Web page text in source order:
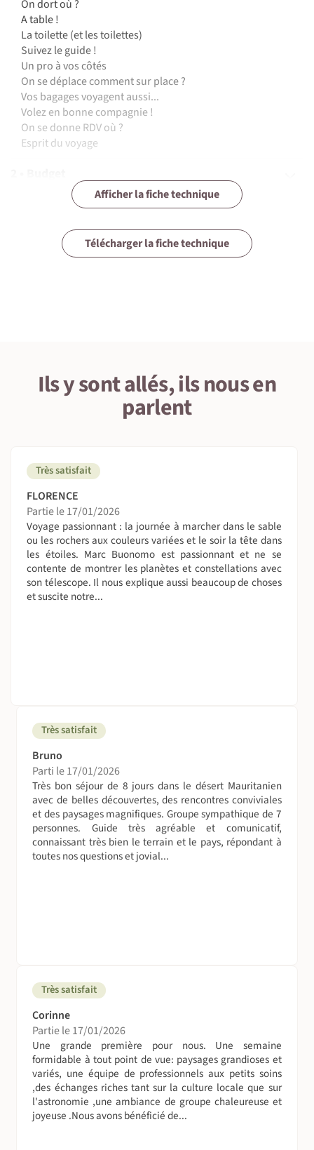
On dort où ?
A table !
La toilette (et les toilettes)
Suivez le guide !
Un pro à vos côtés
On se déplace comment sur place ?
Vos bagages voyagent aussi...
Volez en bonne compagnie !
On se donne RDV où ?
Esprit du voyage
3 • Assurances
4 • Equipement
1 • Détails du voyage
La randonnée nécessite de fournir un effort soutenu et
implique une bonne forme physique.
On sera combien ?
De 6 à 15 personnes (exceptionnellement 16 si les
derniers s'inscrivent à 2).
On dort où ?
A Atar ou sa région, en auberge simple avec sanitaire
montées chaque soir. L'une servant de cuisine et l'autre
de séjour, de salle commune et éventuellement de
dortoir. Pour d'avantage de confort et d'intimité, des
tentes igloo (biplace) sont aussi acheminées durant le
voyage, vous laissant ainsi trois possibilités de couchage :
à la belle étoile, sous la khaïma, ou en tente igloo.
Afin de profiter pleinement de l'ambiance saharienne. Les
matelas sont fournis (3-5 centimètres d'épaisseur).
A table !
Dîner : Repas chaud, plats locaux …
Conseil : Pensez à apporter des barres de céréales et
fruits secs avec vous. Ce seront des munitions
énergétiques bienvenues pendant les randonnées.
EAU
Nous ne manquerons pas d’eau pour les boissons et pour
la préparation des repas. L’eau que nous emportons dans
Afficher la fiche technique
Télécharger la fiche technique
Ils y sont allés, ils nous en
parlent
Très satisfait
FLORENCE
Partie le 17/01/2026
Voyage passionnant : la journée à marcher dans le sable
ou les rochers aux couleurs variées et le soir la tête dans
les étoiles. Marc Buonomo est passionnant et ne se
contente de montrer les planètes et constellations avec
son télescope. Il nous explique aussi beaucoup de choses
et suscite notre...
Très satisfait
Bruno
Parti le 17/01/2026
Très bon séjour de 8 jours dans le désert Mauritanien
avec de belles découvertes, des rencontres conviviales
et des paysages magnifiques. Groupe sympathique de 7
personnes. Guide très agréable et comunicatif,
connaissant très bien le terrain et le pays, répondant à
toutes nos questions et jovial...
Très satisfait
Corinne
Partie le 17/01/2026
Une grande première pour nous. Une semaine
formidable à tout point de vue: paysages grandioses et
variés, une équipe de professionnels aux petits soins
,des échanges riches tant sur la culture locale que sur
l'astronomie ,une ambiance de groupe chaleureuse et
joyeuse .Nous avons bénéficié de...